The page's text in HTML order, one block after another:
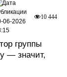
группы
— значит,
10 444
06-2026